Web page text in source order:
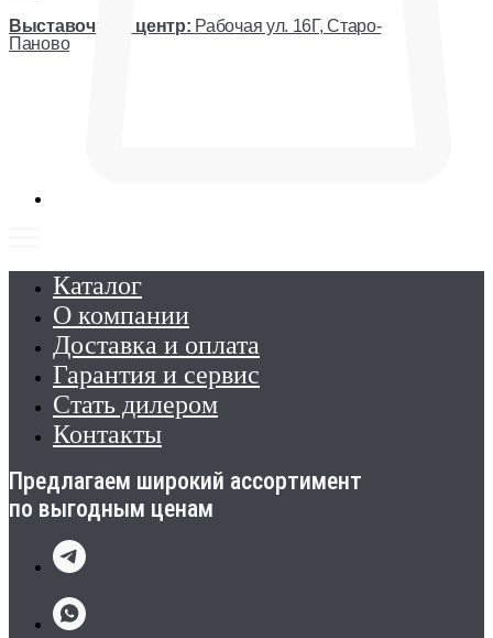
Выставочный центр: Рабочая ул. 16Г, Старо-
Паново
Каталог
О компании
Доставка и оплата
Гарантия и сервис
Стать дилером
Контакты
Предлагаем широкий ассортимент
по выгодным ценам